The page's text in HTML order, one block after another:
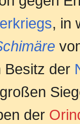
, in
Besitz der
der